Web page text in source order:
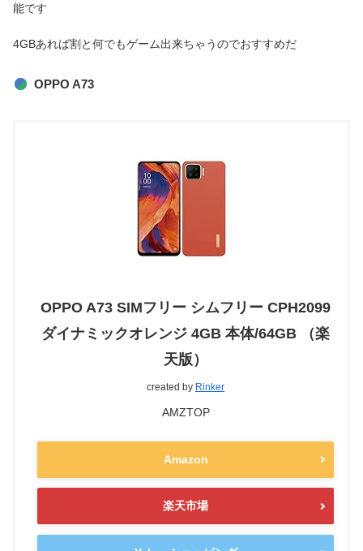
能です
4GBあれば割と何でもゲーム出来ちゃうのでおすすめだ
OPPO A73
OPPO A73 SIMフリー シムフリー CPH2099
ダイナミックオレンジ 4GB 本体/64GB （楽
天版）
created by Rinker
AMZTOP
Amazon
楽天市場